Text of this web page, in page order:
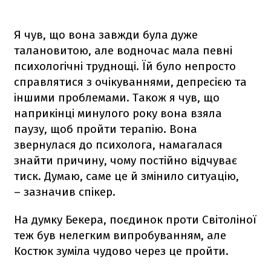
Я чув, що вона завжди була дуже
талановитою, але водночас мала певні
психологічні труднощі. Їй було непросто
справлятися з очікуваннями, депресією та
іншими проблемами. Також я чув, що
наприкінці минулого року вона взяла
паузу, щоб пройти терапію. Вона
звернулася до психолога, намагалася
знайти причину, чому постійно відчуває
тиск. Думаю, саме це й змінило ситуацію,
– зазначив спікер.
На думку Бекера, поєдинок проти Світоліної
теж був нелегким випробуванням, але
Костюк зуміла чудово через це пройти.